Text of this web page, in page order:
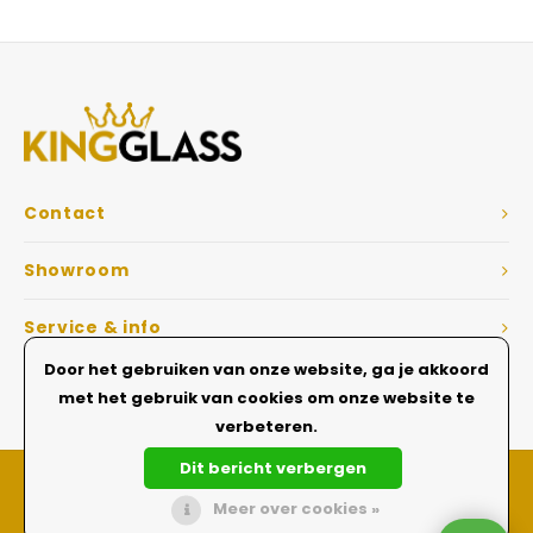
Contact
Showroom
Service & info
Dé Glazen wanden specialist
Door het gebruiken van onze website, ga je akkoord
met het gebruik van cookies om onze website te
verbeteren.
Dit bericht verbergen
Meer over cookies »